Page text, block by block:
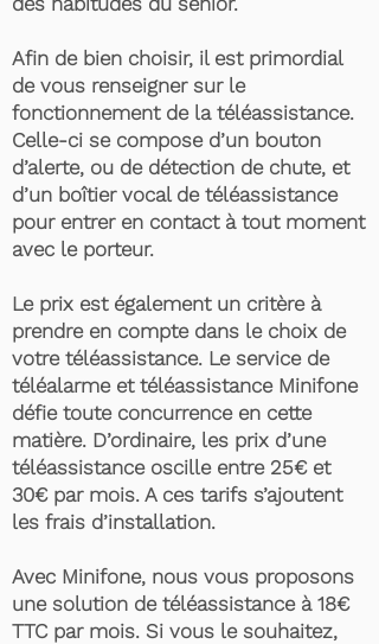
Afin de bien choisir, il est primordial
de vous renseigner sur le
fonctionnement de la téléassistance.
Celle-ci se compose d’un bouton
d’alerte, ou de détection de chute, et
d’un boîtier vocal de téléassistance
pour entrer en contact à tout moment
avec le porteur.
Le prix est également un critère à
prendre en compte dans le choix de
votre téléassistance. Le service de
téléalarme et téléassistance Minifone
défie toute concurrence en cette
matière. D’ordinaire, les prix d’une
téléassistance oscille entre 25€ et
30€ par mois. A ces tarifs s’ajoutent
les frais d’installation.
Avec Minifone, nous vous proposons
une solution de téléassistance à 18€
TTC par mois. Si vous le souhaitez,